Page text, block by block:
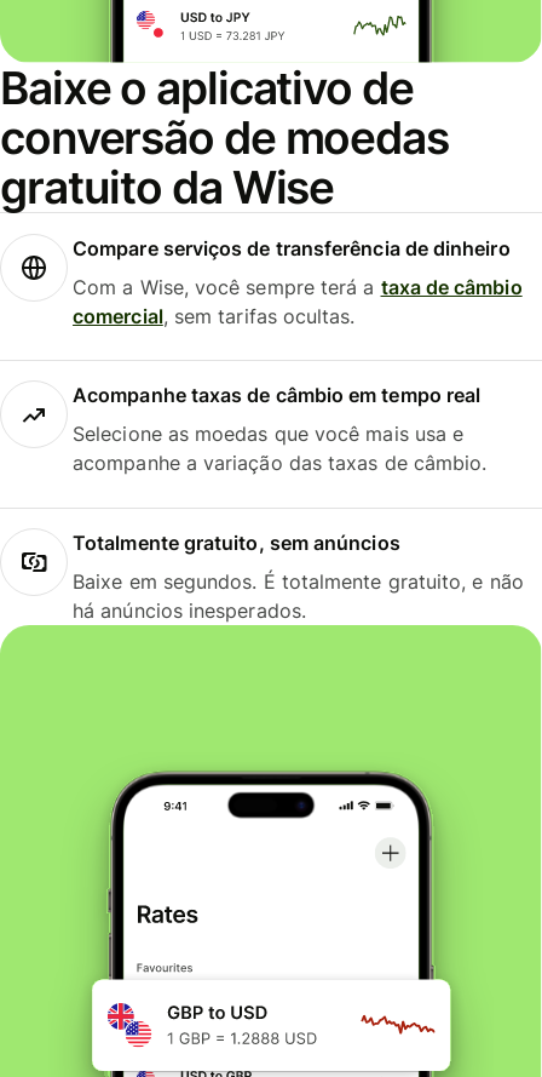
Baixe o aplicativo de
conversão de moedas
gratuito da Wise
Compare serviços de transferência de dinheiro
Com a Wise, você sempre terá a taxa de câmbio
comercial, sem tarifas ocultas.
Acompanhe taxas de câmbio em tempo real
Selecione as moedas que você mais usa e
acompanhe a variação das taxas de câmbio.
Totalmente gratuito, sem anúncios
Baixe em segundos. É totalmente gratuito, e não
há anúncios inesperados.